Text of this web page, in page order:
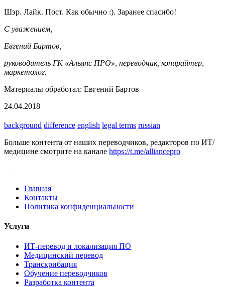
Шэр. Лайк. Пост. Как обычно :). Заранее спасибо!
С уважением,
Евгений Бартов,
руководитель ГК «Альянс ПРО», переводчик, копирайтер,
маркетолог.
Материалы обработал: Евгений Бартов
24.04.2018
background difference english legal terms russian
Больше контента от наших переводчиков, редакторов по ИТ/
медицине смотрите на канале https://t.me/alliancepro
Главная
Контакты
Политика конфиденциальности
Услуги
ИТ-перевод и локализация ПО
Медицинский перевод
Транскрибация
Обучение переводчиков
Разработка контента